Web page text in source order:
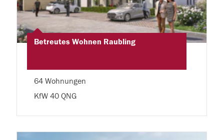
Betreutes Wohnen Raubling
64 Wohnungen
KfW 40 QNG